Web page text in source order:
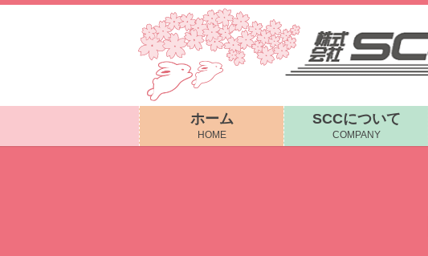
ホーム
HOME
SCCについて
COMPANY